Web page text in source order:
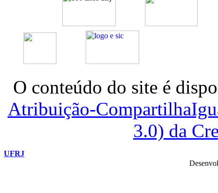
O conteúdo do site é
Atribuição-
3.0) da
UFRJ